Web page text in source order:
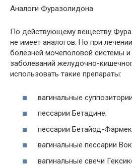
Аналоги Фуразолидона
По действующему веществу
не имеет аналогов. Но при
болезней мочеполовой системы
заболеваний желудочно-
использовать такие препараты:
вагинальные
пессарии Бетадине;
пессарии Бетайод-
вагинальные пессарии
вагинальные свечи